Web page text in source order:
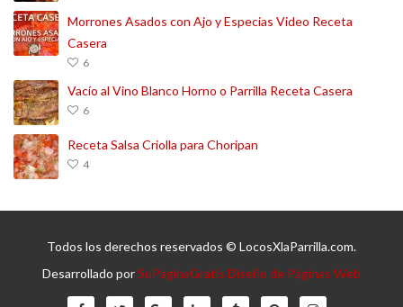
Morrones Asados con Ajo y Especias Video Receta
Casera
6
Vacío al Vino Blanco Horno o Parrilla Receta Casera
6
Receta Salsa Criolla para Choripan
4
Todos los derechos reservados © LocosXlaParrilla.com.
Desarrollado porSuPaginaGratis Diseño de Páginas Web